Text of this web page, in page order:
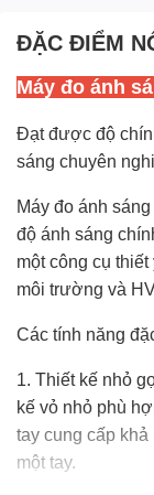
ĐẶC ĐIỂM
Máy đo ánh
Đạt được độ
sáng chuyên
Máy đo ánh
độ ánh sáng
một công cụ
môi trường và
Các tính năng
1. Thiết kế nhỏ
kế vỏ nhỏ phù
tay cung cấp
một tay.